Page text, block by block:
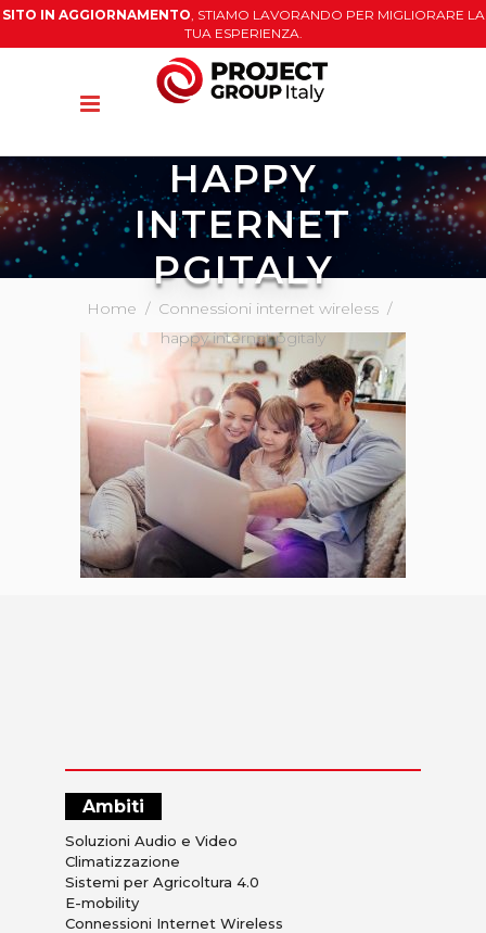
SITO IN AGGIORNAMENTO, STIAMO LAVORANDO PER MIGLIORARE LA
TUA ESPERIENZA.
HAPPY
INTERNET
PGITALY
Home / Connessioni internet wireless/
happy internet pgitaly
Ambiti
Soluzioni Audio e Video
Climatizzazione
Sistemi per Agricoltura 4.0
E-mobility
Connessioni Internet Wireless